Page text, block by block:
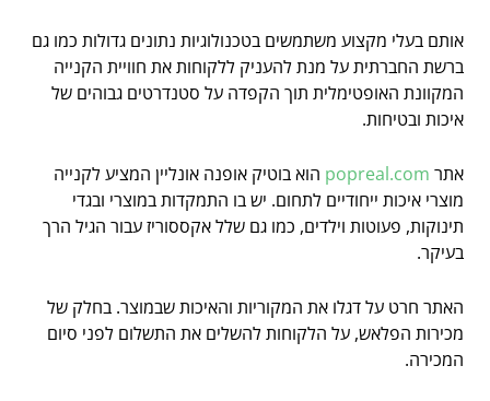
אותם בעלי מקצוע משתמשים בטכנולוגיות נתונים גדולות כמו גם
ברשת החברתית על מנת להעניק ללקוחות את חוויית הקנייה
המקוונת האופטימלית תוך הקפדה על סטנדרטים גבוהים של
איכות ובטיחות.
אתר popreal.com הוא בוטיק אופנה אונליין המציע לקנייה
מוצרי איכות ייחודיים לתחום. יש בו התמקדות במוצרי ובגדי
תינוקות, פעוטות וילדים, כמו גם שלל אקססוריז עבור הגיל הרך
בעיקר.
האתר חרט על דגלו את המקוריות והאיכות שבמוצר. בחלק של
מכירות הפלאש, על הלקוחות להשלים את התשלום לפני סיום
המכירה.